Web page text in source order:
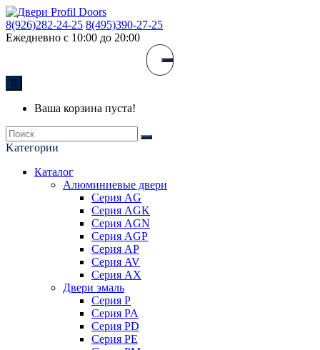
8(926)282-24-25 8(495)390-27-25
Ежедневно с 10:00 до 20:00
0
Ваша корзина пуста!
Kатегории
Каталог
Алюминиевые двери
Серия AG
Серия AGK
Серия AGN
Серия AGP
Серия AP
Серия AV
Серия AX
Двери эмаль
Серия P
Серия PA
Серия PD
Серия PE